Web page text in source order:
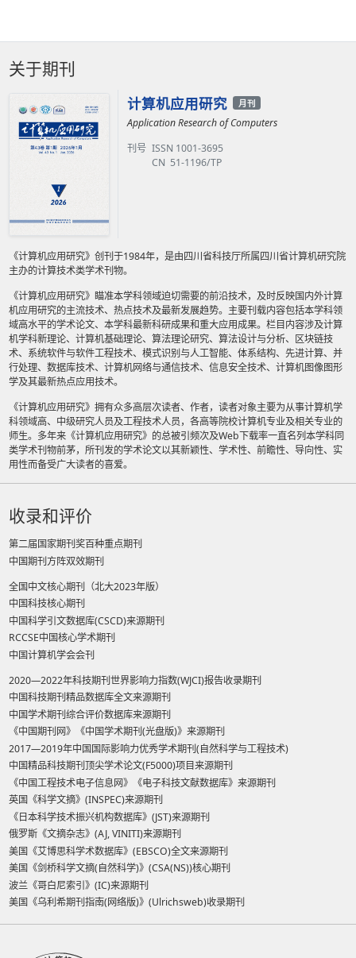
关于期刊
计算机应用研究 月刊
Application Research of Computers
刊号 ISSN 1001-3695
CN 51-1196/TP
《计算机应用研究》创刊于1984年，是由四川省科技厅所属四川省计算机研究院
主办的计算技术类学术刊物。
《计算机应用研究》瞄准本学科领域迫切需要的前沿技术，及时反映国内外计算
机应用研究的主流技术、热点技术及最新发展趋势。主要刊载内容包括本学科领
域高水平的学术论文、本学科最新科研成果和重大应用成果。栏目内容涉及计算
机学科新理论、计算机基础理论、算法理论研究、算法设计与分析、区块链技
术、系统软件与软件工程技术、模式识别与人工智能、体系结构、先进计算、并
行处理、数据库技术、计算机网络与通信技术、信息安全技术、计算机图像图形
学及其最新热点应用技术。
《计算机应用研究》拥有众多高层次读者、作者，读者对象主要为从事计算机学
科领域高、中级研究人员及工程技术人员，各高等院校计算机专业及相关专业的
师生。多年来《计算机应用研究》的总被引频次及Web下载率一直名列本学科同
类学术刊物前茅，所刊发的学术论文以其新颖性、学术性、前瞻性、导向性、实
用性而备受广大读者的喜爱。
收录和评价
第二届国家期刊奖百种重点期刊
中国期刊方阵双效期刊
全国中文核心期刊（北大2023年版）
中国科技核心期刊
中国科学引文数据库(CSCD)来源期刊
RCCSE中国核心学术期刊
中国计算机学会会刊
2020—2022年科技期刊世界影响力指数(WJCI)报告收录期刊
中国科技期刊精品数据库全文来源期刊
中国学术期刊综合评价数据库来源期刊
《中国期刊网》《中国学术期刊(光盘版)》来源期刊
2017—2019年中国国际影响力优秀学术期刊(自然科学与工程技术)
中国精品科技期刊顶尖学术论文(F5000)项目来源期刊
《中国工程技术电子信息网》《电子科技文献数据库》来源期刊
英国《科学文摘》(INSPEC)来源期刊
《日本科学技术振兴机构数据库》(JST)来源期刊
俄罗斯《文摘杂志》(AJ, VINITI)来源期刊
美国《艾博思科学术数据库》(EBSCO)全文来源期刊
美国《剑桥科学文摘(自然科学)》(CSA(NS))核心期刊
波兰《哥白尼索引》(IC)来源期刊
美国《乌利希期刊指南(网络版)》(Ulrichsweb)收录期刊